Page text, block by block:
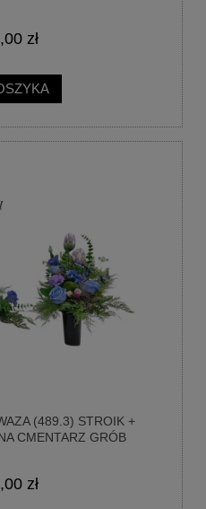
zł
(489.3) STROIK +
CMENTARZ GRÓB
zł